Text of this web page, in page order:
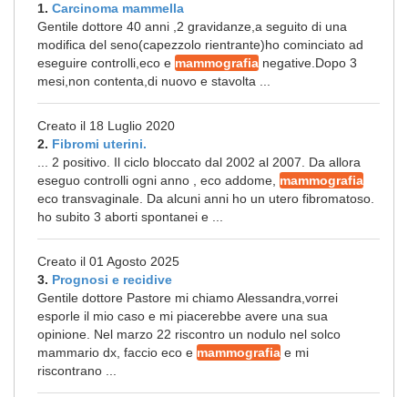
1. Carcinoma mammella
Gentile dottore 40 anni ,2 gravidanze,a seguito di una
modifica del seno(capezzolo rientrante)ho cominciato ad
eseguire controlli,eco e mammografia negative.Dopo 3
mesi,non contenta,di nuovo e stavolta ...
Creato il 18 Luglio 2020
2. Fibromi uterini.
... 2 positivo. Il ciclo bloccato dal 2002 al 2007. Da allora
eseguo controlli ogni anno , eco addome, mammografia
eco transvaginale. Da alcuni anni ho un utero fibromatoso.
ho subito 3 aborti spontanei e ...
Creato il 01 Agosto 2025
3. Prognosi e recidive
Gentile dottore Pastore mi chiamo Alessandra,vorrei
esporle il mio caso e mi piacerebbe avere una sua
opinione. Nel marzo 22 riscontro un nodulo nel solco
mammario dx, faccio eco e mammografia e mi
riscontrano ...